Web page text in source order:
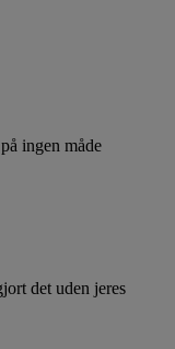
ingen måde
det uden jeres